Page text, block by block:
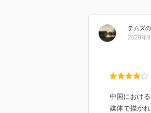
テムズ
2020年9
中国におけ
媒体で描か